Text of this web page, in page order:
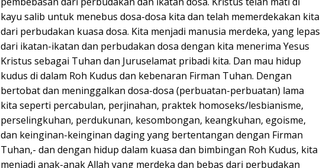
kayu salib untuk menebus dosa-dosa kita dan telah memerdekakan kita
dari perbudakan kuasa dosa. Kita menjadi manusia merdeka, yang lepas
dari ikatan-ikatan dan perbudakan dosa dengan kita menerima Yesus
Kristus sebagai Tuhan dan Juruselamat pribadi kita. Dan mau hidup
kudus di dalam Roh Kudus dan kebenaran Firman Tuhan. Dengan
bertobat dan meninggalkan dosa-dosa (perbuatan-perbuatan) lama
kita seperti percabulan, perjinahan, praktek homoseks/lesbianisme,
perselingkuhan, perdukunan, kesombongan, keangkuhan, egoisme,
dan keinginan-keinginan daging yang bertentangan dengan Firman
Tuhan,- dan dengan hidup dalam kuasa dan bimbingan Roh Kudus, kita
menjadi anak-anak Allah yang merdeka dan bebas dari perbudakan